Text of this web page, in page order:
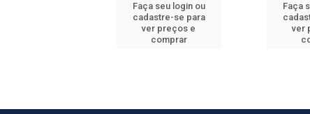
Faça seu login ou
cadastre-se para
ver preços e
comprar
Faça
ver